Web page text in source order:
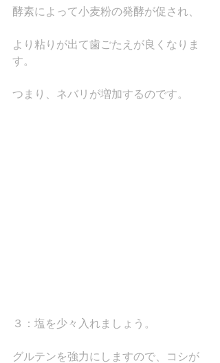
酵素によって小麦粉の発酵が促され、
より粘りが出て歯ごたえが良くなりま
す。
つまり、ネバリが増加するのです。
３：塩を少々入れましょう。
グルテンを強力にしますので、コシが